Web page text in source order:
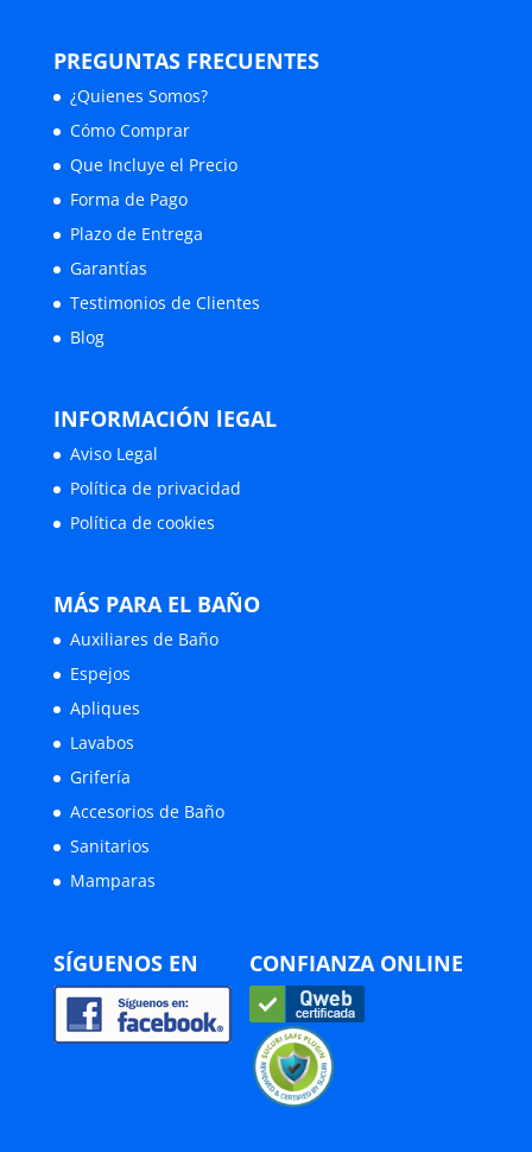
PREGUNTAS FRECUENTES
¿Quienes Somos?
Cómo Comprar
Que Incluye el Precio
Forma de Pago
Plazo de Entrega
Garantías
Testimonios de Clientes
Blog
INFORMACIÓN lEGAL
Aviso Legal
Política de privacidad
Política de cookies
MÁS PARA EL BAÑO
Auxiliares de Baño
Espejos
Apliques
Lavabos
Grifería
Accesorios de Baño
Sanitarios
Mamparas
SÍGUENOS EN CONFIANZA ONLINE